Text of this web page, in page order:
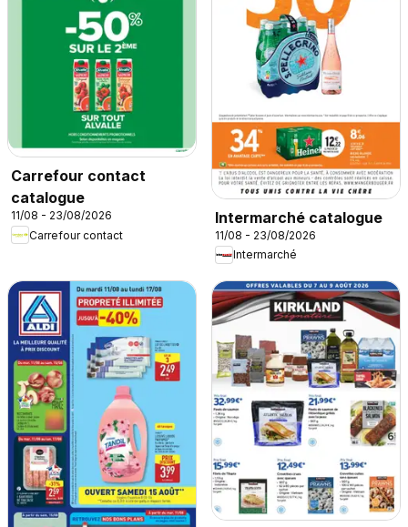
Carrefour contact
catalogue
11/08 - 23/08/2026
Carrefour contact
Intermarché catalogue
11/08 - 23/08/2026
Intermarché